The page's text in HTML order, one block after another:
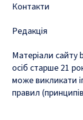
Контакти
Редакція
Матеріали сайту
осіб старше 21
може викликати
правил